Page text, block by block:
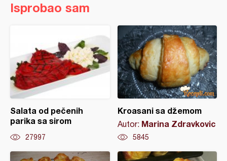
Isprobao sam
Salata od pečenih
parika sa sirom
27997
Kroasani sa džemom
Autor: Marina Zdravkovic
5845